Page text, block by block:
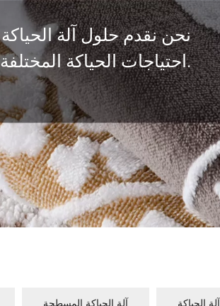
نحن نقدم حلول آلة
احتياجات الحياكة المختلفة.
آلة الحياكة آلة الحياكة المسطحة